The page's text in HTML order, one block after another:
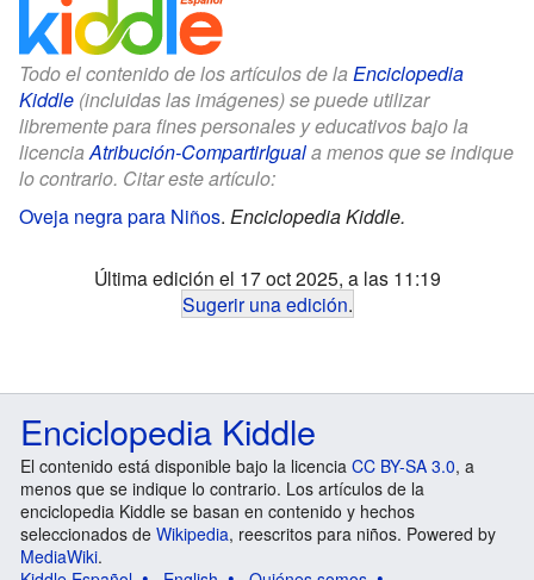
Todo el contenido de los artículos de la Enciclopedia
Kiddle (incluidas las imágenes) se puede utilizar
libremente para fines personales y educativos bajo la
licenciaAtribución-CompartirIguala menos que se indique
lo contrario. Citar este artículo:
Oveja negra para Niños. Enciclopedia Kiddle.
Última edición el 17 oct 2025, a las 11:19
Sugerir una edición.
Enciclopedia Kiddle
El contenido está disponible bajo la licencia CC BY-SA 3.0, a
menos que se indique lo contrario. Los artículos de la
enciclopedia Kiddle se basan en contenido y hechos
seleccionados de Wikipedia, reescritos para niños. Powered by
MediaWiki.